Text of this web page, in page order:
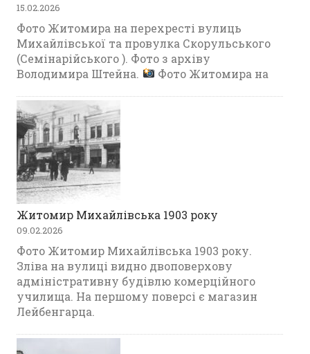
15.02.2026
Фото Житомира на перехресті вулиць
Михайлівської та провулка Скорульського
(Семінарійського ). Фото з архіву
Володимира Штейна.
Фото Житомира на
Житомир Михайлівська 1903 року
09.02.2026
Фото Житомир Михайлівська 1903 року.
Зліва на вулиці видно двоповерхову
адміністративну будівлю комерційного
училища. На першому поверсі є магазин
Лейбенгарца.